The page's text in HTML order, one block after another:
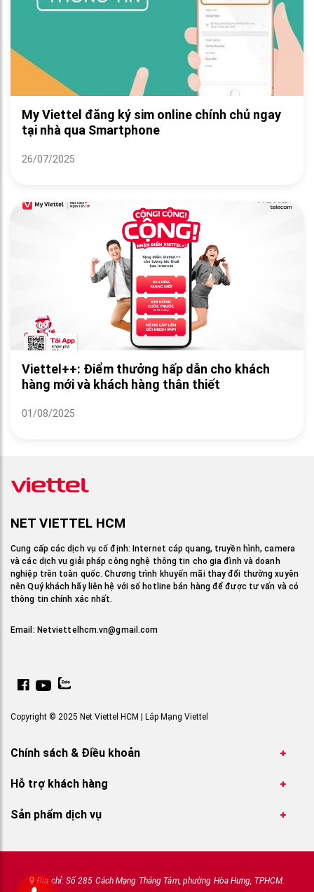
My Viettel đăng ký sim online chính chủ ngay
tại nhà qua Smartphone
26/07/2025
Viettel++: Điểm thưởng hấp dẫn cho khách
hàng mới và khách hàng thân thiết
01/08/2025
NET VIETTEL HCM
Cung cấp các dịch vụ cố định: Internet cáp quang, truyền hình, camera
và các dịch vụ giải pháp công nghệ thông tin cho gia đình và doanh
nghiệp trên toàn quốc. Chương trình khuyến mãi thay đổi thường xuyên
nên Quý khách hãy liên hệ với số hotline bán hàng để được tư vấn và có
thông tin chính xác nhất.
Email: Netviettelhcm.vn@gmail.com
Copyright © 2025 Net Viettel HCM | Lắp Mạng Viettel
Chính sách & Điều khoản
Hỗ trợ khách hàng
Sản phẩm dịch vụ
Địa chỉ: Số 285 Cách Mạng Tháng Tám, phường Hòa Hưng, TPHCM.